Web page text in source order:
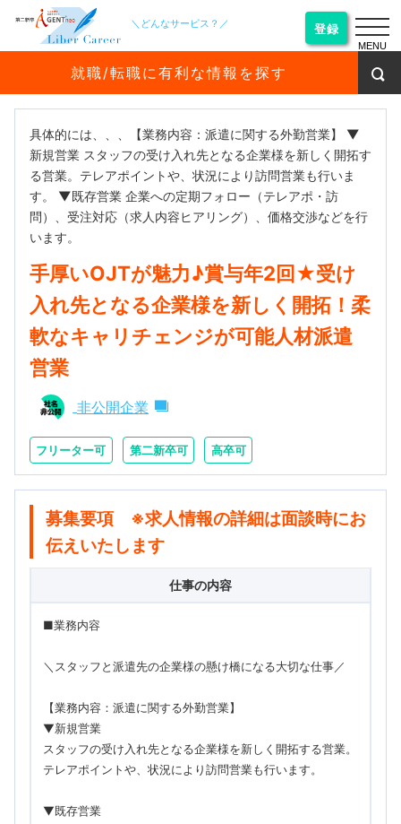
＼どんなサービス？／ 登録
就職/転職に有利な情報を探す
具体的には、、、【業務内容：派遣に関する外勤営業】 ▼
新規営業 スタッフの受け入れ先となる企業様を新しく開拓す
る営業。テレアポイントや、状況により訪問営業も行いま
す。 ▼既存営業 企業への定期フォロー（テレアポ・訪
問）、受注対応（求人内容ヒアリング）、価格交渉などを行
います。
手厚いOJTが魅力♪賞与年2回★受け
入れ先となる企業様を新しく開拓！柔
軟なキャリチェンジが可能人材派遣
営業
非公開企業
フリーター可 第二新卒可 高卒可
募集要項 ※求人情報の詳細は面談時にお
伝えいたします
仕事の内容
■業務内容
＼スタッフと派遣先の企業様の懸け橋になる大切な仕事／
【業務内容：派遣に関する外勤営業】
▼新規営業
スタッフの受け入れ先となる企業様を新しく開拓する営業。
テレアポイントや、状況により訪問営業も行います。
▼既存営業
MENU